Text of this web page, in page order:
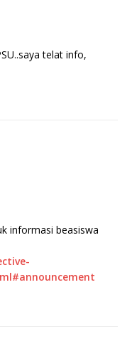
telat info,
informasi beasiswa